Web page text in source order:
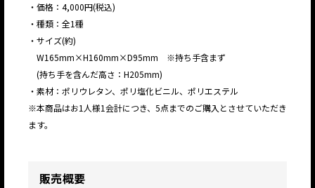
・価格：4,000円(税込)
・種類：全1種
・サイズ(約)
W165mm×H160mm×D95mm ※持ち手含まず
(持ち手を含んだ高さ：H205mm)
・素材：ポリウレタン、ポリ塩化ビニル、ポリエステル
※本商品はお1人様1会計につき、5点までのご購入とさせていただき
ます。
販売概要